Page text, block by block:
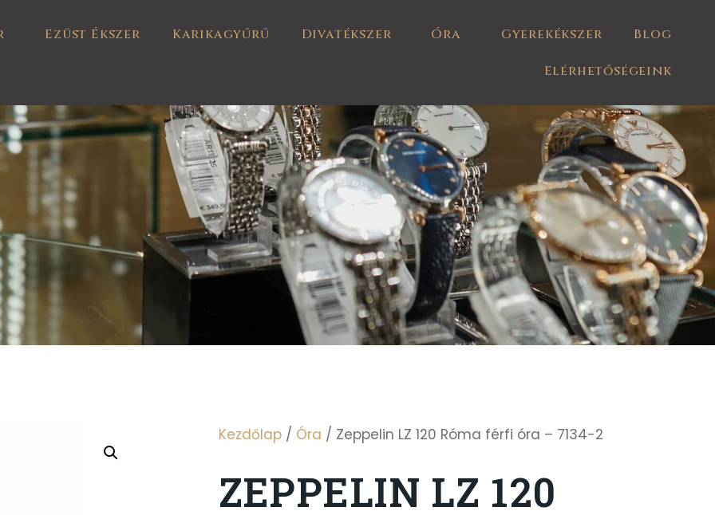
Ezüst Ékszer Karikagyűrű Divatékszer Óra Gyerekékszer Blog
Elérhetőségeink
Kezdőlap / Óra / Zeppelin LZ 120 Róma férfi óra – 7134-2
ZEPPELIN LZ 120